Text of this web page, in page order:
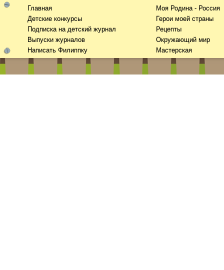
Главная
Детские конкурсы
Подписка на детский журнал
Выпуски журналов
Написать Филиппку
Моя Родина - Россия
Герои моей страны
Рецепты
Окружающий мир
Мастерская